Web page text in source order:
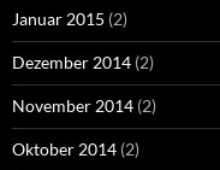
Januar 2015 (2)
Dezember 2014 (2)
November 2014 (2)
Oktober 2014 (2)